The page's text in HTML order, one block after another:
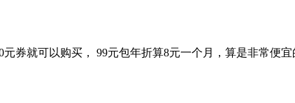
券就可以购买， 99元包年折算8元一个月，算是非常便